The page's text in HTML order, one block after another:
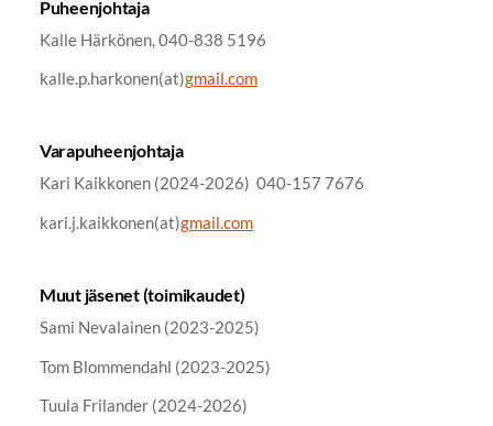
Puheenjohtaja
Kalle Härkönen, 040-838 5196
kalle.p.harkonen(at)gmail.com
Varapuheenjohtaja
Kari Kaikkonen (2024-2026) 040-157 7676
kari.j.kaikkonen(at)gmail.com
Muut jäsenet (toimikaudet)
Sami Nevalainen (2023-2025)
Tom Blommendahl (2023-2025)
Tuula Frilander (2024-2026)